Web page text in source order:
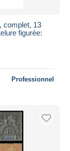
complet, 13
figurée:
Professionnel